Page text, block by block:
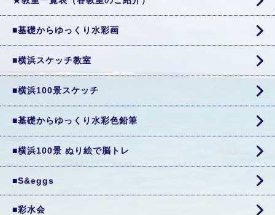
■基礎からゆっくり水彩画
■横浜スケッチ教室
■横浜100景スケッチ
■基礎からゆっくり水彩色鉛筆
■横浜100景 ぬり絵で脳トレ
■S&eggs
■彩水会